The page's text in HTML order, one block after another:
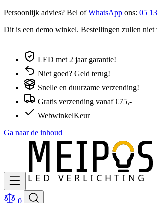
Persoonlijk advies? Bel ofWhatsApp ons: 05
Dit is een demo winkel. Bestellingen zullen
LED met 2 jaar garantie!
Niet goed? Geld terug!
Snelle en duurzame verzending!
Gratis verzending vanaf €75,-
WebwinkelKeur
Ga naar de inhoud
0